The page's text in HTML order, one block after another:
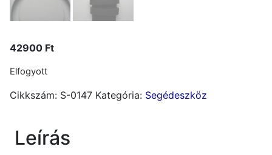
42900 Ft
Elfogyott
Cikkszám: S-0147 Kategória: Segédeszköz
Leírás